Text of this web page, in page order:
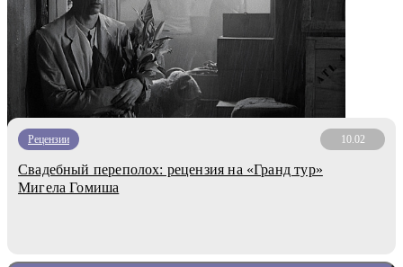
Рецензии 10.02
Свадебный переполох: рецензия на «Гранд тур»
Мигела Гомиша